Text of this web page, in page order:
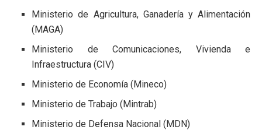
Ministerio de Agricultura, Ganadería y Alimentación
(MAGA)
Ministerio de Comunicaciones, Vivienda e
Infraestructura (CIV)
Ministerio de Economía (Mineco)
Ministerio de Trabajo (Mintrab)
Ministerio de Defensa Nacional (MDN)